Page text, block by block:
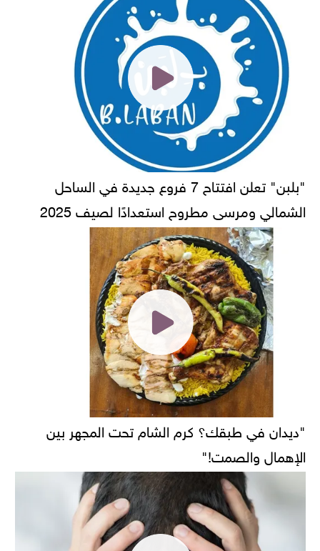
"بلبن" تعلن افتتاح 7 فروع جديدة في الساحل
الشمالي ومرسى مطروح استعدادًا لصيف 2025
"ديدان في طبقك؟ كرم الشام تحت المجهر بين
الإهمال والصمت!"